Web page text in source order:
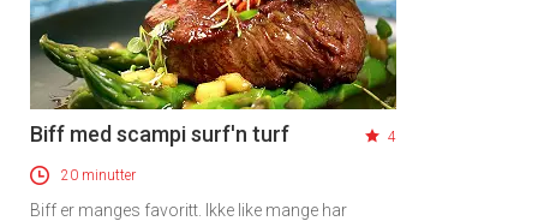
Biff med scampi surf'n turf 4
20 minutter
Biff er manges favoritt. Ikke like mange har